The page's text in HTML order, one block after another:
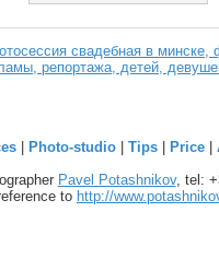
свадебная в
репортажа, детей,
| Photo-studio | Tips | Price |
Pavel Potashnikov, tel:
to http://